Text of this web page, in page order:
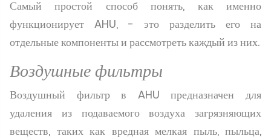
Самый простой способ понять, как именно
функционирует AHU, - это разделить его на
отдельные компоненты и рассмотреть каждый из них.
Воздушные фильтры
Воздушный фильтр в AHU предназначен для
удаления из подаваемого воздуха загрязняющих
веществ, таких как вредная мелкая пыль, пыльца,